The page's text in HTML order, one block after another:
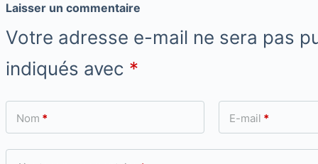
Laisser un commentaire
Votre adresse e-mail ne sera pas
indiqués avec *
Nom * E-mail *